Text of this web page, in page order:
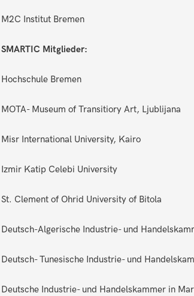
M2C Institut Bremen
SMARTIC Mitglieder:
Hochschule Bremen
MOTA- Museum of Transitiory Art, Ljublijana
Misr International University, Kairo
Izmir Katip Celebi University
St. Clement of Ohrid University of Bitola
Deutsch-Algerische Industrie- und
Deutsch- Tunesische Industrie- und
Deutsche Industrie- und Handelskammer in